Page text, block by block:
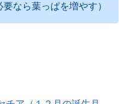
なら葉っぱを増やす）